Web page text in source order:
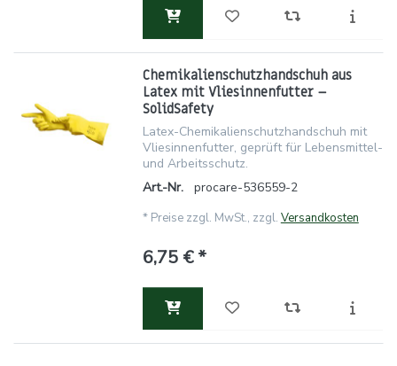
Chemikalienschutzhandschuh aus
Latex mit Vliesinnenfutter –
SolidSafety
Latex-Chemikalienschutzhandschuh mit
Vliesinnenfutter, geprüft für Lebensmittel-
und Arbeitsschutz.
Art.-Nr.
procare-536559-2
* Preise zzgl. MwSt., zzgl. Versandkosten
6,75 € *